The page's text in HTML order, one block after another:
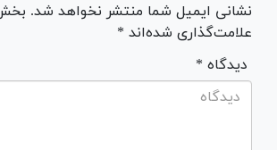
نشانی ایمیل شما منتشر نخواهد شد.
علامت‌گذاری شده‌اند *
* دیدگاه